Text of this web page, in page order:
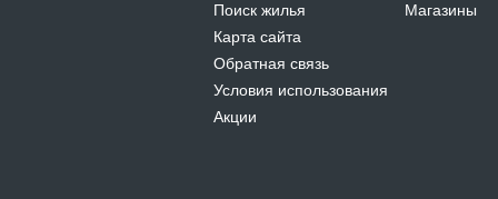
Поиск жилья
Карта сайта
Обратная связь
Условия использования
Акции
Магазины